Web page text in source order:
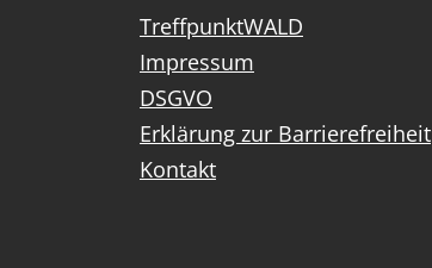
TreffpunktWALD
Impressum
DSGVO
Erklärung zur Barrierefreiheit
Kontakt